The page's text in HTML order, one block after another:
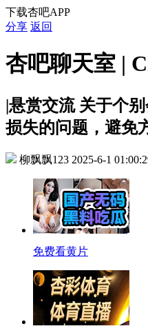
下载杏吧APP
分享 返回
杏吧聊天室 |
|悬赏交流 关于个
损失的问题，避免
柳飘飘123 2025-6-1
免费看黄片